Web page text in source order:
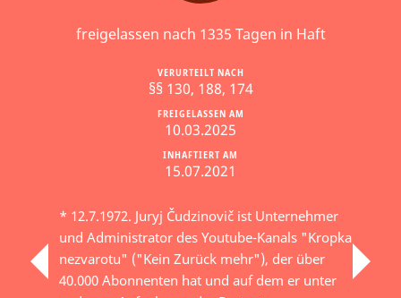
freigelassen nach 1335 Tagen in Haft
INHAFTIERT AM
15.07.2021
FREIGELASSEN AM
10.03.2025
VERURTEILT NACH
§§ 130, 188, 174
* 12.7.1972. Juryj Čudzinovič ist Unternehmer
und Administrator des Youtube-Kanals "Kropka
nezvarotu" ("Kein Zurück mehr"), der über
40.000 Abonnenten hat und auf dem er unter